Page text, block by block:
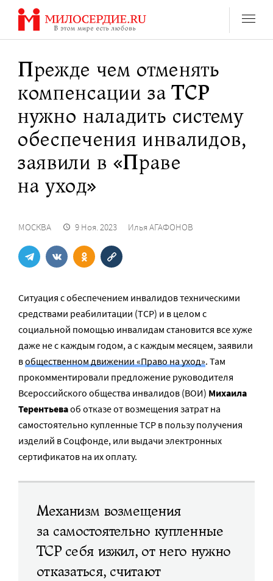
Перейти
содержанию
Прежде чем отменять
компенсации за ТСР
нужно наладить систему
обеспечения инвалидов,
заявили в «Праве
на уход»
МОСКВА 9 Ноя. 2023 Илья АГАФОНОВ
Ситуация с обеспечением инвалидов техническими
средствами реабилитации (ТСР) и в целом с
социальной помощью инвалидам становится все хуже
даже не с каждым годом, а с каждым месяцем, заявили
вобщественном движении «Право на уход». Там
прокомментировали предложение руководителя
Всероссийского общества инвалидов (ВОИ) Михаила
Терентьеваоб отказе от возмещения затрат на
самостоятельно купленные ТСР в пользу получения
изделий в Соцфонде, или выдачи электронных
сертификатов на их оплату.
Механизм возмещения
за самостоятельно купленные
ТСР себя изжил, от него нужно
отказаться, считают